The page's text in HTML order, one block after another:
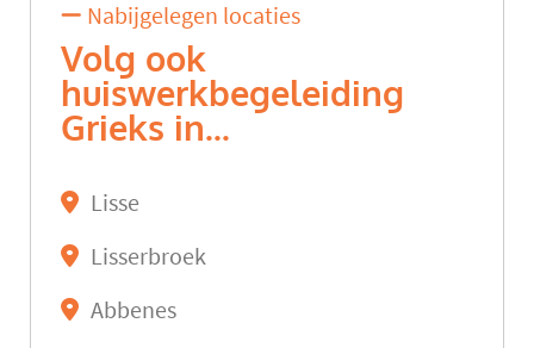
Nabijgelegen locaties
Volg ook
huiswerkbegeleiding
Grieks in...
Lisse
Lisserbroek
Abbenes